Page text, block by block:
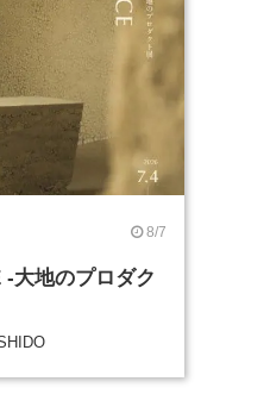
8/7
-大地のプロダク